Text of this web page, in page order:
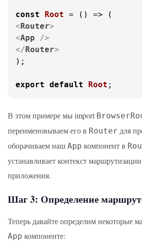
const Root = (
<Router>
<App />
</Router>
);
export default Root ;
В этом примере мы import
переименовываем его в Router для
оборачиваем наш App компонент в
устанавливает контекст
приложения.
Шаг 3: Определение
Теперь давайте определим некоторые
App компоненте: